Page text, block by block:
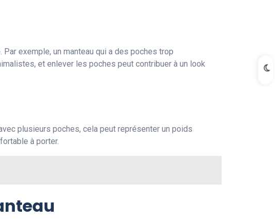
exemple, un manteau qui a des poches trop
et enlever les poches peut contribuer à un look
plusieurs poches, cela peut représenter un poids
à porter.